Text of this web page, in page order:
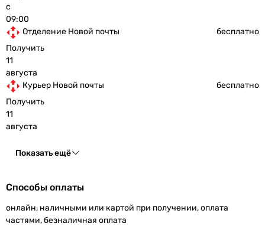
с
09:00
Отделение Новой почты
бесплатно
Получить
11
августа
Курьер Новой почты
бесплатно
Получить
11
августа
Показать ещё
Способы оплаты
онлайн, наличными или картой при получении, оплата
частями, безналичная оплата